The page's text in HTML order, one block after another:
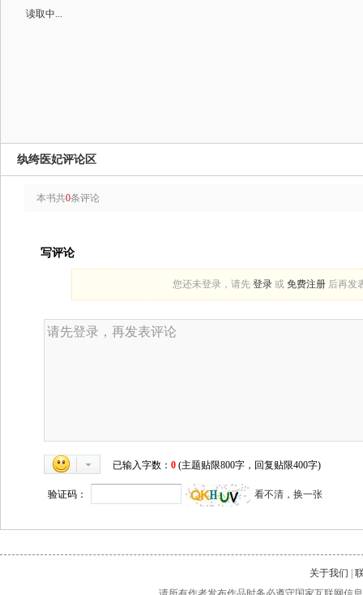
读取中...
纨绔医妃评论区
本书共0条评论
写评论
您还未登录，请先 登录 或 免费注册 后再发
已输入字数： 0 (主题贴限800字，回复贴限400字)
验证码： 看不清，换一张
关于我们